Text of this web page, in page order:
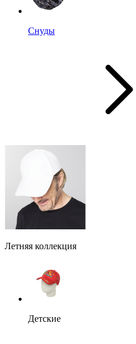
Снуды
Летняя коллекция
Детские